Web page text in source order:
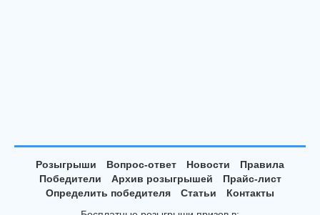
Розыгрыши Вопрос-ответ Новости
Правила
Победители
Архив розыгрышей
Прайс-лист
Определить победителя
Статьи
Контакты